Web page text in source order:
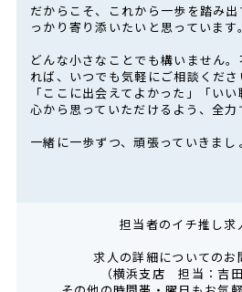
だからこそ、これから一歩を踏み
っかり寄り添いたいと思っています。
どんな小さなことでも構いません
れば、いつでも気軽にご相談くださ
「ここに出会えてよかった」「い
心から思っていただけるよう、全力
一緒に一歩ずつ、頑張っていきまし
担当者のイチ推し求
求人の詳細についてのお
（横浜支店 担当：吉